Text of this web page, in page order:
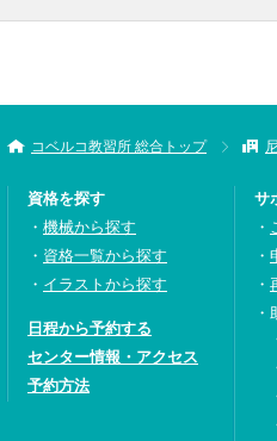
コベルコ教習所 総合トップ
資格を探す
機械から探す
資格一覧から探す
イラストから探す
日程から予約する
センター情報・アクセス
予約方法
サ